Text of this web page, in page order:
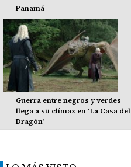
Panamá
Guerra entre negros y verdes
llega a su clímax en ‘La Casa del
Dragón’